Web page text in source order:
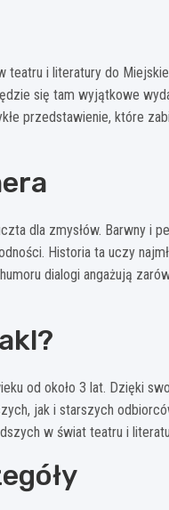
teatru i literatury do
się tam wyjątkowe
przedstawienie, które
dla zmysłów. Barwny i
Historia ta uczy
dialogi angażują
od około 3 lat. Dzięki
jak i starszych
w świat teatru i